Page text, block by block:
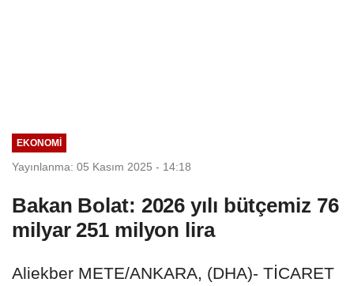
EKONOMI
Yayınlanma: 05 Kasım 2025 - 14:18
Bakan Bolat: 2026 yılı bütçemiz 76
milyar 251 milyon lira
Aliekber METE/ANKARA, (DHA)- TİCARET